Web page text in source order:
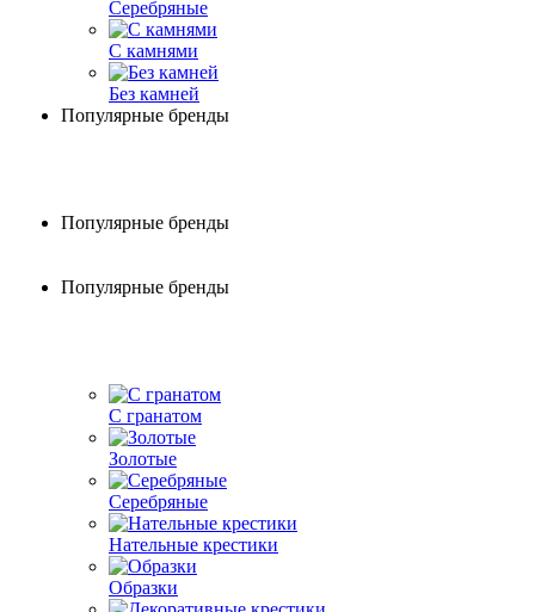
Серебряные
С камнями
Без камней
Популярные бренды
Популярные бренды
Популярные бренды
С гранатом
Золотые
Серебряные
Нательные крестики
Образки